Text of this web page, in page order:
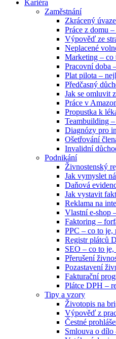
Kariéra
Zaměstnání
Zkrácený
Práce z domu
Výpověď ze
Neplacené
Marketing – co
Pracovní doba
Plat pilota –
Předčasný
Jak se omluvit
Práce v
Propustka k
Teambuilding
Diagnózy pro
Ošetřování
Invalidní
Podnikání
Živnostenský
Jak vymyslet
Daňová
Jak vystavit
Reklama na
Vlastní e-shop
Faktoring –
PPC – co to je,
Registr plátců
SEO – co to
Přerušení
Pozastavení
Fakturační
Plátce DPH –
Tipy a vzory
Životopis na
Výpověď z
Čestné
Smlouva o dílo